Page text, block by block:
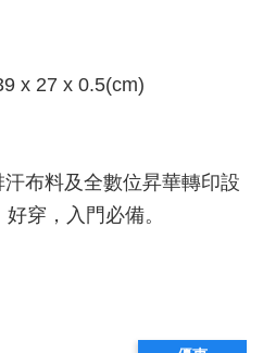
x 27 x 0.5(cm)
布料及全數位昇華轉印設
穿，入門必備。